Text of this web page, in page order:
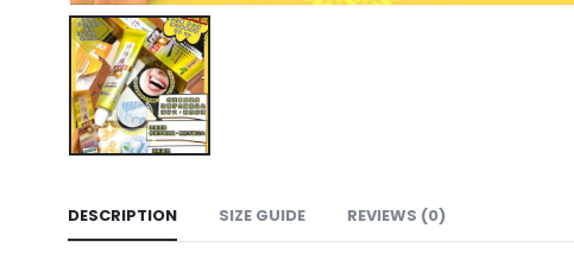
DESCRIPTION SIZE GUIDE REVIEWS (0)